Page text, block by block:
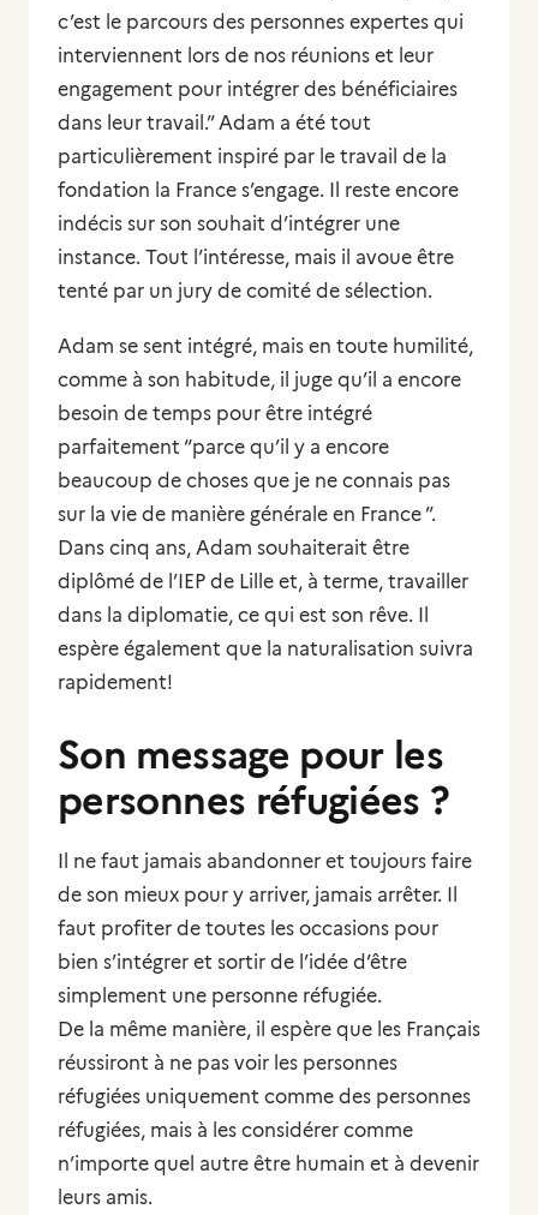
c’est le parcours des personnes expertes qui
interviennent lors de nos réunions et leur
engagement pour intégrer des bénéficiaires
dans leur travail.”Adam a été tout
particulièrement inspiré par le travail de la
fondation la France s’engage. Il reste encore
indécis sur son souhait d’intégrer une
instance. Tout l’intéresse, mais il avoue être
tenté par un jury de comité de sélection.
Adam se sent intégré, mais en toute humilité,
comme à son habitude, il juge qu’il a encore
besoin de temps pour être intégré
parfaitement “parce qu’il y a encore
beaucoup de choses que je ne connais pas
sur la vie de manière générale en France ”.
Dans cinq ans, Adam souhaiterait être
diplômé de l’IEP de Lille et, à terme, travailler
dans la diplomatie, ce qui est son rêve. Il
espère également que la naturalisation suivra
rapidement!
Son message pour les
personnes réfugiées ?
Il ne faut jamais abandonner et toujours faire
de son mieux pour y arriver, jamais arrêter. Il
faut profiter de toutes les occasions pour
bien s’intégrer et sortir de l’idée d’être
simplement une personne réfugiée.
De la même manière, il espère que les Français
réussiront à ne pas voir les personnes
réfugiées uniquement comme des personnes
réfugiées, mais à les considérer comme
n’importe quel autre être humain et à devenir
leurs amis.